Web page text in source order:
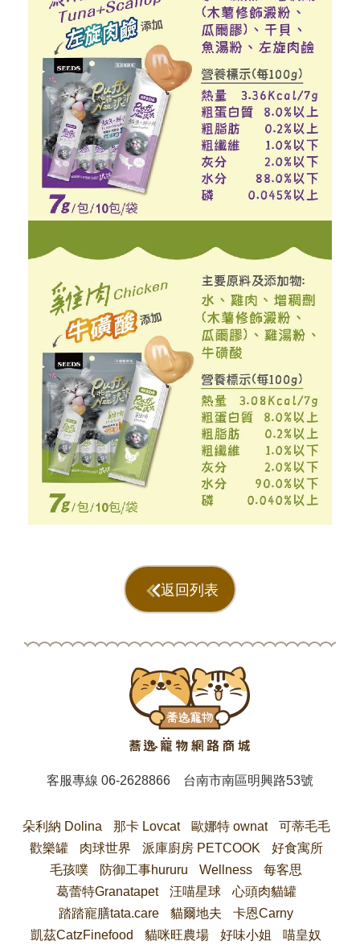
返回列表
客服專線06-2628866 台南市南區明興路53號
朵利納 Dolina 那卡 Lovcat 歐娜特 ownat
可蒂毛毛
歡樂罐
肉球世界 派庫廚房 PETCOOK
好食寓所
毛孩噗
防御工事hururu Wellness
每客思
葛蕾特Granatapet
汪喵星球
心頭肉貓罐
踏踏寵膳tata.care
貓爾地夫
卡恩Carny
凱茲CatzFinefood
貓咪旺農場 好味小姐 喵皇奴